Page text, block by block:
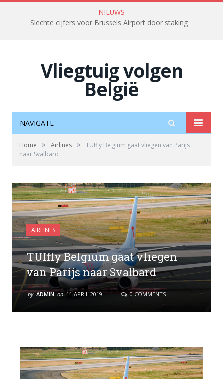
NIEUWS
Slechte cijfers voor Brussels Airport door staking
Vliegtuig volgen
België
NAVIGATE
Home » Airlines »
TUIfly Belgium gaat vliegen van Parijs
naar Svalbard
AIRLINES
TUIfly Belgium gaat vliegen
van Parijs naar Svalbard
by ADMIN on 11 APRIL 2019 0 COMMENTS